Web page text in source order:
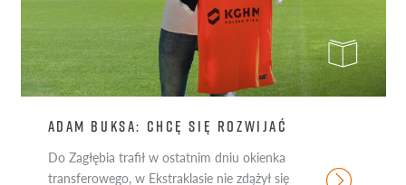
ADAM BUKSA: CHCĘ SIĘ ROZWIJAĆ
Do Zagłębia trafił w ostatnim dniu okienka
transferowego, w Ekstraklasie nie zdążył się